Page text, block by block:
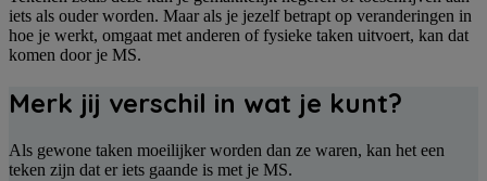
iets als ouder worden. Maar als je jezelf betrapt op veranderingen in
hoe je werkt, omgaat met anderen of fysieke taken uitvoert, kan dat
komen door je MS.
Merk jij verschil in wat je kunt?
Als gewone taken moeilijker worden dan ze waren, kan het een
teken zijn dat er iets gaande is met je MS.